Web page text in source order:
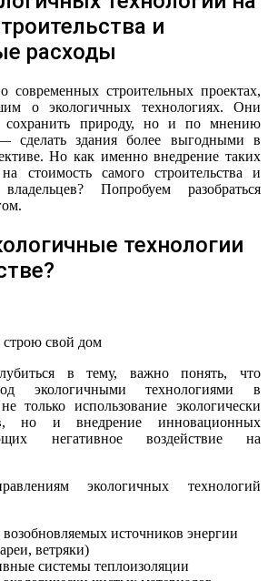
и
расходы
современных строительных проектах,
о экологичных технологиях. Они
сохранить природу, но и по мнению
сделать здания более выгодными в
Но как именно внедрение таких
стоимость самого строительства и
Попробуем разобраться
технологии
строю свой дом
в тему, важно понять, что
экологичными технологиями в
только использование экологически
но и внедрение инновационных
негативное воздействие на
экологичных технологий
источников энергии
ветряки)
системы теплоизоляции